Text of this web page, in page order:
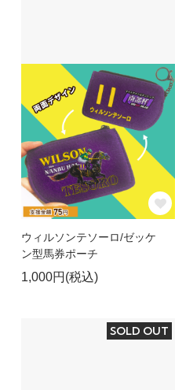
ウィルソンテソーロ/ゼッケ
ン型馬券ポーチ
1,000円(税込)
SOLD OUT